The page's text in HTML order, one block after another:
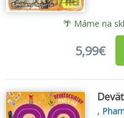
🌴 Máme na
5,99€
,